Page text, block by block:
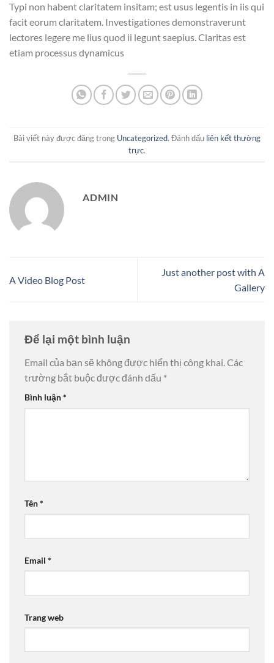
Typi non habent claritatem insitam; est usus legentis in iis qui
facit eorum claritatem. Investigationes demonstraverunt
lectores legere me lius quod ii legunt saepius. Claritas est
etiam processus dynamicus
Bài viết này được đăng trong Uncategorized. Đánh dấu liên kết thường
trực.
ADMIN
A Video Blog Post
Just another post with A
Gallery
Để lại một bình luận
Email của bạn sẽ không được hiển thị công khai.Các
trường bắt buộc được đánh dấu *
Bình luận*
Tên*
Email *
Trang web